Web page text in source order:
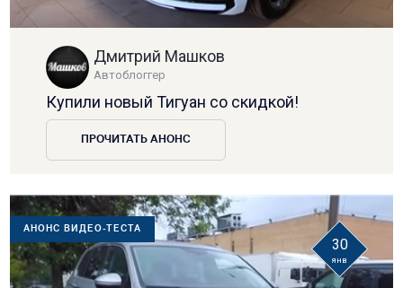
Дмитрий Машков
Автоблоггер
Купили новый Тигуан со скидкой!
ПРОЧИТАТЬ АНОНС
АНОНС ВИДЕО-ТЕСТА
30
янв